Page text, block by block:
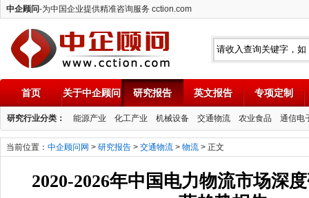
中企顾问-为中国企业提供精准咨询服务 cction.com
中企顾问
首页 关于中企顾问 研究报告 英文报告 专项定制
研究行业分类： 能源产业 化工产业 机械设备 交通物流 农业食品 通信电
当前位置： 中企顾问网 > 研究报告 > 交通物流 > 物流 > 正文
2020-2026年中国电力物流市场深